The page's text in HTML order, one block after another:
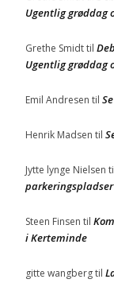
Ugentlig grøddag
Grethe Smidttil
Ugentlig grøddag
Emil Andresen til
Henrik Madsen til
Jytte lynge Nielsen
Steen Finsen til
i Kerteminde
gitte wangbergtil